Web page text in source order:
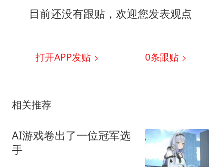
目前还没有跟贴，欢迎您发表观点
打开APP发贴 0条跟贴
相关推荐
AI游戏卷出了一位冠军选
手